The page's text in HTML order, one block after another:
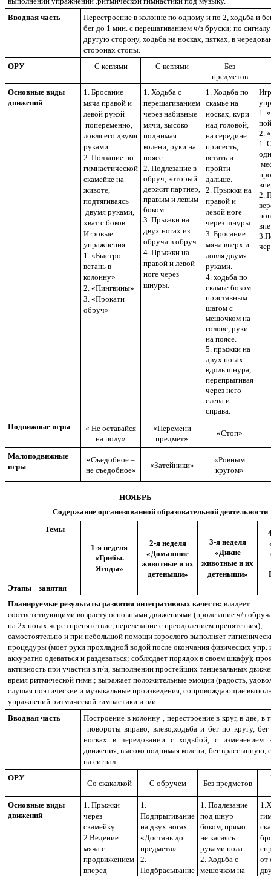
Вводная часть
Перестроение в колонне по одному и по 2, ходьба и
бег до 1 мин. с перешагиванием ч/з бруски; по
другую сторону, ходьба на носках, пятках, в
сторонах стопы.
ОРУ
С кеглями С кеглями
Без
предметов
Основные виды
движений
1. Бросание
мяча правой и
левой рукой
попеременно,
ловля его двумя
руками.
2. Ползание по
гимнастической
скамейке на
животе,
подтягиваясь
двумя руками,
хват с боков.
Игровые
упражнения:
1. «Быстро
встань в
колонну»
2. «Пингвины»
3. «Прокати
обруч»
1. Ходьба с
перешагиванием
через набивные
мячи, высоко
поднимая
колени, руки на
поясе.
2. Подлезание в
обруч, который
держит партнер,
правым и левым
боком.
3. Прыжки на
двух ногах из
обруча в обруч.
4. Прыжки на
правой и левой
ноге через
шнуры.
1. Ходьба по
скамье на
носках, кури
над головой,
на середине
присесть,
встать и
пройти
дальше.
2. Прыжки на
правой и
левой ноге
через шнуры.
3. Бросание
мяча вверх и
ловля двумя
руками.
4. ходьба по
скамье боком
приставным
шагом с
мешочком на
голове, руки
на поясе.
5. прыжки на
двух ногах
вдоль шнура,
перепрыгивая
через него
слева и
справа.
1.
2.
1.
Подвижные игры
« Не оставайся
на полу»
«Перемени
предмет»
«Стоп»
Малоподвижные
игры
«Съедобное –
не съедобное»
«Затейники»
«Ровным
кругом»
НОЯБРЬ
Содержание организованной образовательной деятельности
Темы
Этапы занятия
1-я неделя
«Грибы.
Ягоды»
2-я неделя
«Домашние
животные и их
детеныши»
3-я неделя
«Дикие
животные и их
детеныши»
Планируемые результаты развития интегративных качеств: владеет
соответствующими возрасту основными движениями (пролезание ч/з
на 2х ногах через препятствие, перелезание с преодолением препятствия);
самостоятельно и при небольшой помощи взрослого выполняет
процедуры (моет руки прохладной водой после окончания физических упр.
аккуратно одеваться и раздеваться; соблюдает порядок в своем шкафу);
активность при участии в п/и, выполнении простейших танцевальных
время ритмической гимн.; выражает положительные эмоции (радость,
слушая поэтические и музыкальные произведения, сопровождающие
упражнений ритмической гимнастики и п/и.
Вводная часть
Построение в колонну , перестроение в круг, в две, в
повороты вправо, влево,ходьба и бег по кругу,
носках в чередовании с ходьбой, с изменением
движения, высоко поднимая колени; бег врассыпную,
на сигнал
ОРУ
Со скакалкой С обручем Без предметов
Основные виды
движений
1. Прыжки
через
скамейку
2.Ведение
мяча с
продвижением
вперед
1.
Подпрыгивание
на двух ногах
«Достань до
предмета»
2.
Подбрасывание
1. Подлезание
под шнур
боком, прямо
не касаясь
руками пола
2. Ходьба с
мешочком на
от